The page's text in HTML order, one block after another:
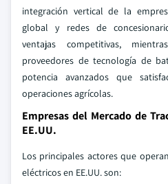
integración vertical de la
global y redes de
ventajas competitivas,
proveedores de tecnología de
potencia avanzados que
operaciones agrícolas.
Empresas del Mercado de
EE.UU.
Los principales actores que
eléctricos en EE.UU. son: